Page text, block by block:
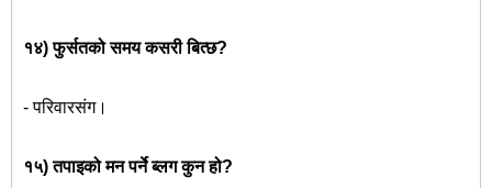
१४) फुर्सतको समय कसरी बित्छ?
- परिवारसंग।
१५) तपाइको मन पर्ने ब्लग कुन हो?